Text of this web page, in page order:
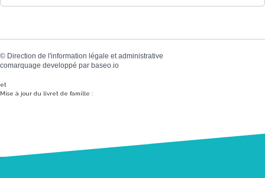
© Direction de l'information légale et administrative
comarquage developpé par baseo.io
et
Mise à jour du livret de famille :